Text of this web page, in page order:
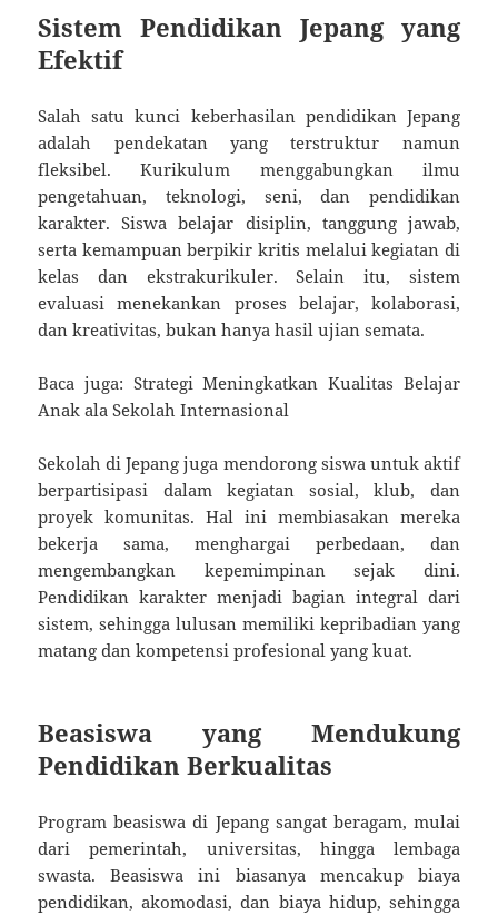
Sistem Pendidikan Jepang yang
Efektif
Salah satu kunci keberhasilan pendidikan Jepang
adalah pendekatan yang terstruktur namun
fleksibel. Kurikulum menggabungkan ilmu
pengetahuan, teknologi, seni, dan pendidikan
karakter. Siswa belajar disiplin, tanggung jawab,
serta kemampuan berpikir kritis melalui kegiatan di
kelas dan ekstrakurikuler. Selain itu, sistem
evaluasi menekankan proses belajar, kolaborasi,
dan kreativitas, bukan hanya hasil ujian semata.
Baca juga: Strategi Meningkatkan Kualitas Belajar
Anak ala Sekolah Internasional
Sekolah di Jepang juga mendorong siswa untuk aktif
berpartisipasi dalam kegiatan sosial, klub, dan
proyek komunitas. Hal ini membiasakan mereka
bekerja sama, menghargai perbedaan, dan
mengembangkan kepemimpinan sejak dini.
Pendidikan karakter menjadi bagian integral dari
sistem, sehingga lulusan memiliki kepribadian yang
matang dan kompetensi profesional yang kuat.
Beasiswa yang Mendukung
Pendidikan Berkualitas
Program beasiswa di Jepang sangat beragam, mulai
dari pemerintah, universitas, hingga lembaga
swasta. Beasiswa ini biasanya mencakup biaya
pendidikan, akomodasi, dan biaya hidup, sehingga